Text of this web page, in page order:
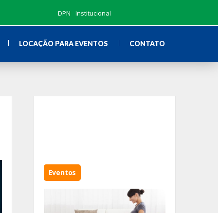
DPN Institucional
LOCAÇÃO PARA EVENTOS CONTATO
Eventos